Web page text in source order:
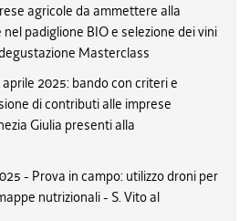
agricole da ammettere alla
padiglione BIO e selezione dei vini
Masterclass
2025: bando con criteri e
di contributi alle imprese
Giulia presenti alla
- Prova in campo: utilizzo droni per
nutrizionali - S. Vito al